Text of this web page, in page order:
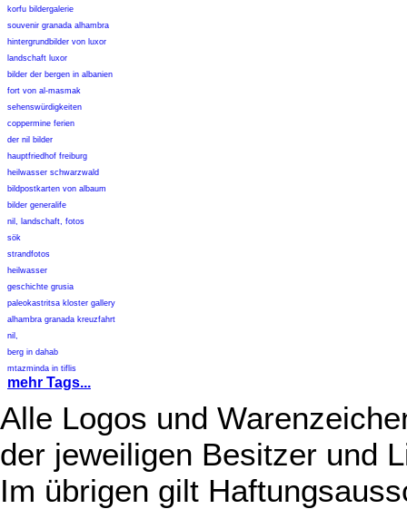
korfu bildergalerie
souvenir granada alhambra
hintergrundbilder von luxor
landschaft luxor
bilder der bergen in albanien
fort von al-masmak
sehenswürdigkeiten
coppermine ferien
der nil bilder
hauptfriedhof freiburg
heilwasser schwarzwald
bildpostkarten von albaum
bilder generalife
nil, landschaft, fotos
sök
strandfotos
heilwasser
geschichte grusia
paleokastritsa kloster gallery
alhambra granada kreuzfahrt
nil,
berg in dahab
mtazminda in tiflis
mehr Tags...
Alle Logos und
der jeweiligen Besitzer und
Im übrigen gilt